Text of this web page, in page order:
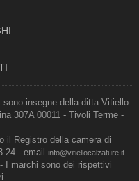
insegne della ditta Vitiello
307A 00011 - Tivoli Terme -
il Registro della camera di
- email
info@vitiellocalzature.it
I marchi sono dei rispettivi